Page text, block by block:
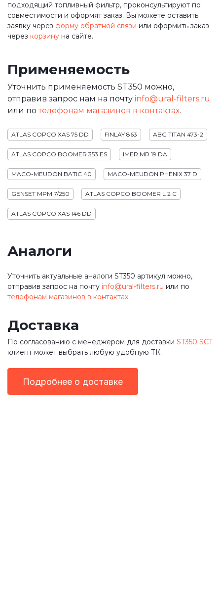
подходящий топливный фильтр, проконсультируют по
совместимости и оформят заказ. Вы можете оставить
заявку через форму обратной связи или оформить заказ
через корзину на сайте.
Применяемость
Уточнить применяемость ST350 можно,
отправив запрос нам на почту info@ural-filters.ru
или потелефонам магазинов в контактах.
ATLAS COPCO XAS 75 DD FINLAY 863 ABG TITAN 473-2
ATLAS COPCO BOOMER 353 ES IMER MR 19 DA
MACO-MEUDON BATIC 40 MACO-MEUDON PHENIX 37 D
GENSET MPM 7/250 ATLAS COPCO BOOMER L 2 C
ATLAS COPCO XAS 146 DD
Аналоги
Уточнить актуальные аналоги ST350 артикул можно,
отправив запрос на почту info@ural-filters.ru или по
телефонам магазинов в контактах.
Доставка
По согласованию с менеджером для доставки ST350 SCT
клиент может выбрать любую удобную ТК.
Подробнее о доставке